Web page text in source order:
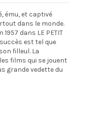
ému, et captivé
dans le monde.
dans LE PETIT
est tel que
filleul. La
films qui se jouent
grande vedette du